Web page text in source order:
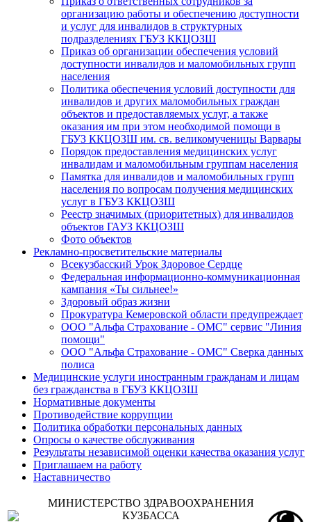
организацию работы и обеспечению доступности
и услуг для инвалидов в структурных
подразделениях ГБУЗ ККЦОЗШ
Приказ об организации обеспечения условий
доступности инвалидов и маломобильных групп
населения
Политика обеспечения условий доступности для
инвалидов и других маломобильных граждан
объектов и предоставляемых услуг, а также
оказания им при этом необходимой помощи в
ГБУЗ ККЦОЗШ им. св. великомученицы Варвары
Порядок предоставления медицинских услуг
инвалидам и маломобильным группам населения
Памятка для инвалидов и маломобильных групп
населения по вопросам получения медицинских
услуг в ГБУЗ ККЦОЗШ
Реестр значимых (приоритетных) для инвалидов
объектов ГАУЗ ККЦОЗШ
Фото объектов
Рекламно-просветительские материалы
Всекузбасский Урок Здоровое Сердце
Федеральная информационно-коммуникационная
кампания «Ты сильнее!»
Здоровый образ жизни
Прокуратура Кемеровской области предупреждает
ООО "Альфа Страхование - ОМС" сервис "Линия
помощи"
ООО "Альфа Страхование - ОМС" Сверка данных
полиса
Медицинские услуги иностранным гражданам и лицам
без гражданства в ГБУЗ ККЦОЗШ
Нормативные документы
Противодействие коррупции
Политика обработки персональных данных
Опросы о качестве обслуживания
Результаты независимой оценки качества оказания услуг
Приглашаем на работу
Наставничество
МИНИСТЕРСТВО ЗДРАВООХРАНЕНИЯ
КУЗБАССА